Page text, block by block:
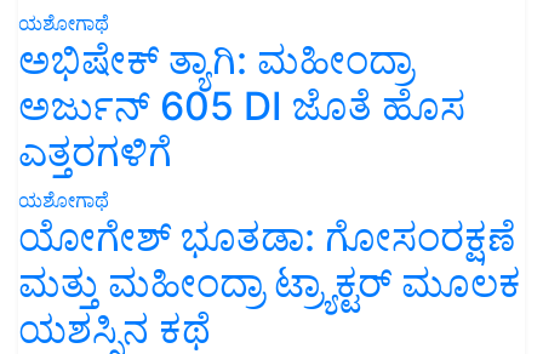
ಯಶೋಗಾಥೆ
ಅಭಿಷೇಕ್ ತ್ಯಾಗಿ: ಮಹೀಂದ್ರಾ
ಅರ್ಜುನ್ 605 DI ಜೊತೆ ಹೊಸ
ಎತ್ತರಗಳಿಗೆ
ಯಶೋಗಾಥೆ
ಯೋಗೇಶ್ ಭೂತಡಾ: ಗೋಸಂರಕ್ಷಣೆ
ಮತ್ತು ಮಹೀಂದ್ರಾ ಟ್ರ್ಯಾಕ್ಟರ್ ಮೂಲಕ
ಯಶಸ್ಸಿನ ಕಥೆ